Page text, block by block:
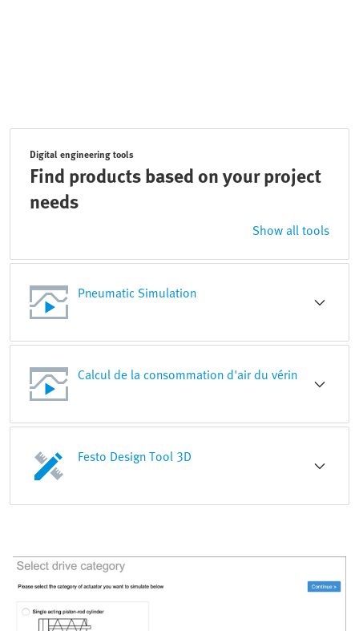
Digital engineering tools
Find products based on your project
needs
Show all tools
Pneumatic Simulation
Calcul de la consommation d'air du vérin
Festo Design Tool 3D